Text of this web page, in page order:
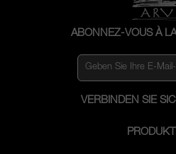
Verschnitten Chianti-
La Casuccia und
umfasst 210 Hektar,
Rebfläche, 45 Hektar
100 Hektar
Chianti Classico. Das
ABONNEZ-VOUS À
VERBINDEN SIE